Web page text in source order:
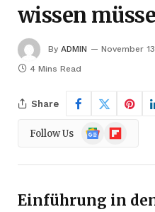
wissen
By ADMIN November
4 Mins Read
Share
Follow Us
GoogleFlipboard
Einführung in